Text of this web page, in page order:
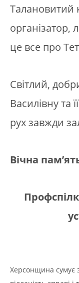
Талановитий
організатор,
це все про
Світлий,
Василівну та
рух завжди
Вічна
Херсонщина сумує